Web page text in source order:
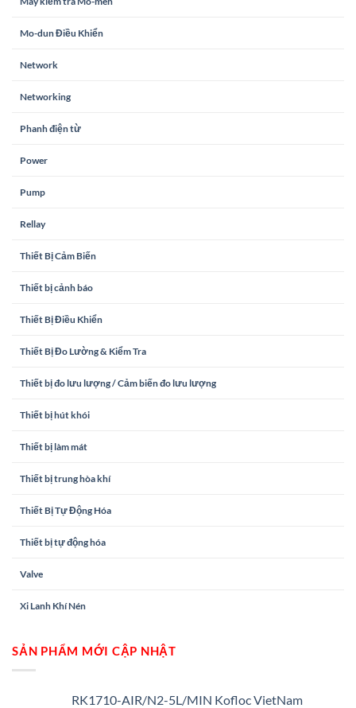
Mo-dun Điều Khiển
Network
Networking
Phanh điện từ
Power
Pump
Rellay
Thiết Bị Cảm Biến
Thiết bị cảnh báo
Thiết Bị Điều Khiển
Thiết Bị Đo Lường & Kiểm Tra
Thiết bị đo lưu lượng / Cảm biến đo lưu lượng
Thiết bị hút khói
Thiết bị làm mát
Thiết bị trung hòa khí
Thiết Bị Tự Động Hóa
Thiết bị tự động hóa
Valve
Xi Lanh Khí Nén
SẢN PHẨM MỚI CẬP NHẬT
RK1710-AIR/N2-5L/MIN Kofloc VietNam